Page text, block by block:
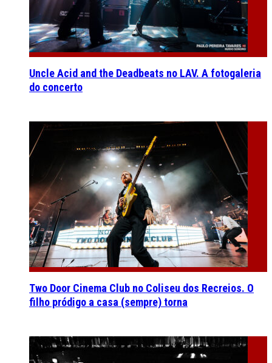
Uncle Acid and the Deadbeats no LAV. A fotogaleria
do concerto
Two Door Cinema Club no Coliseu dos Recreios. O
filho pródigo a casa (sempre) torna